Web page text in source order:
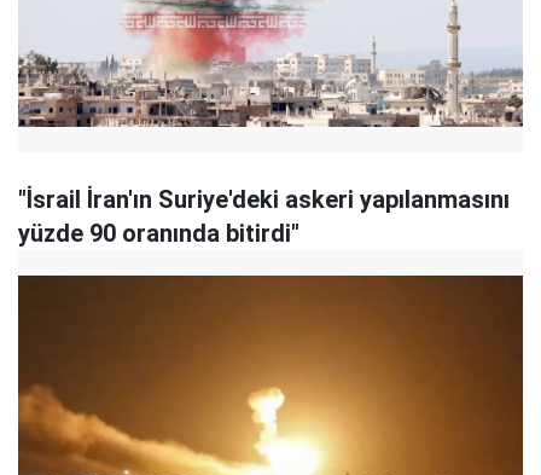
"İsrail İran'ın Suriye'deki askeri yapılanmasını
yüzde 90 oranında bitirdi"